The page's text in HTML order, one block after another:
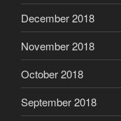
December 2018
November 2018
October 2018
September 2018